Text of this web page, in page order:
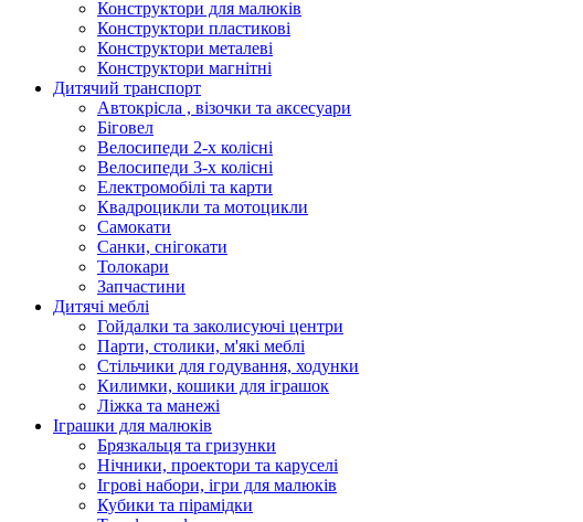
Конструктори для малюків
Конструктори пластикові
Конструктори металеві
Конструктори магнітні
Дитячий транспорт
Автокрісла , візочки та аксесуари
Біговел
Велосипеди 2-х колісні
Велосипеди 3-х колісні
Електромобілі та карти
Квадроцикли та мотоцикли
Самокати
Санки, снігокати
Толокари
Запчастини
Дитячі меблі
Гойдалки та заколисуючі центри
Парти, столики, м'які меблі
Стільчики для годування, ходунки
Килимки, кошики для іграшок
Ліжка та манежі
Іграшки для малюків
Брязкальця та гризунки
Нічники, проектори та каруселі
Ігрові набори, ігри для малюків
Кубики та пірамідки